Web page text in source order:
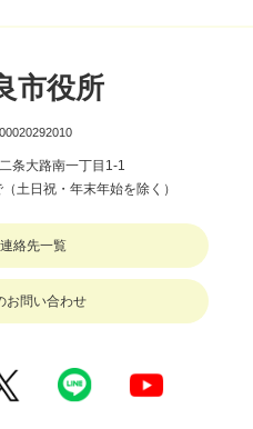
市役所
条大路南一丁目1-1
土日祝・年末年始を除く）
絡先一覧
お問い合わせ